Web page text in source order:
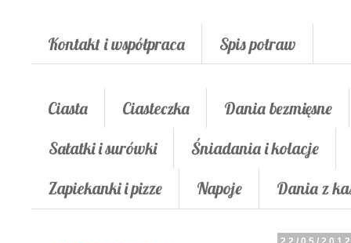
Kontakt i współpraca Spis potraw
Ciasta Ciasteczka
Dania bezmięsne
Sałatki i surówki
Śniadania i kolacje
Zapiekanki i pizze
Napoje Dania z